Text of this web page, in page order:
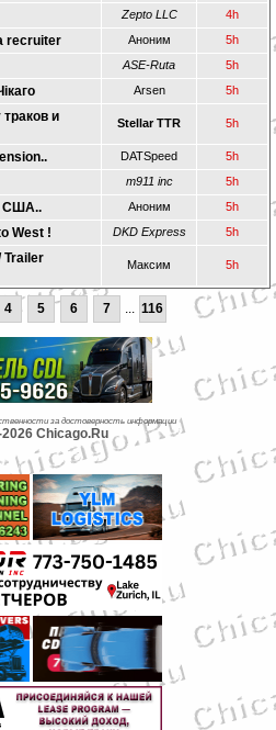
Zepto LLC 4h
recruiter Аноним 5h
ASE-Ruta 5h
Arsen 5h
и
Stellar TTR 5h
DATSpeed 5h
m911 inc 5h
США.. Аноним 5h
West ! DKD Express 5h
Trailer
Максим 5h
4 5 6 7 ... 116
за достоверность информации
Chicago.Ru